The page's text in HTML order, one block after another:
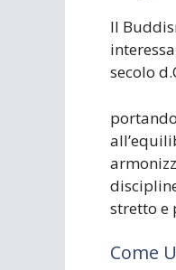
Il
secolo
stretto e
Come